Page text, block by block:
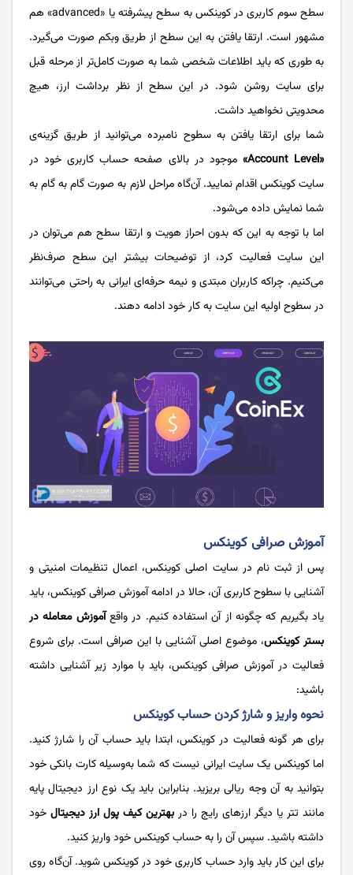
سطح سوم کاربری در کوینکس به سطح پیشرفته یا «advanced» هم
مشهور است. ارتقا یافتن به این سطح از طریق وبکم صورت می‌گیرد.
به طوری که باید اطلاعات شخصی شما به صورت کامل‌تر از مرحله قبل
برای سایت روشن شود. در این سطح از نظر برداشت ارز، هیچ
محدویتی نخواهید داشت.
شما برای ارتقا یافتن به سطوح نامبرده می‌توانید از طریق گزینه‌ی
«Account Level»
موجود در بالای صفحه حساب کاربری خود در
سایت کوینکس اقدام نمایید. آن‌گاه مراحل لازم به صورت گام به گام به
شما نمایش داده می‌شود.
اما با توجه به این که بدون احراز هویت و ارتقا سطح هم می‌توان در
این سایت فعالیت کرد، از توضیحات بیشتر این سطح صرف‌نظر
می‌کنیم. چراکه کاربران مبتدی و نیمه حرفه‌ای ایرانی به راحتی می‌توانند
در سطوح اولیه این سایت به کار خود ادامه دهند.
آموزش صرافی کوینکس
پس از ثبت نام در سایت اصلی کوینکس، اعمال تنظیمات امنیتی و
آشنایی با سطوح کاربری آن، حالا در ادامه آموزش صرافی کوینکس، باید
یاد بگیریم که چگونه از آن استفاده کنیم. در واقعآموزش معامله در
بستر کوینکس، موضوع اصلی آشنایی با این صرافی است. برای شروع
فعالیت در آموزش صرافی کوینکس، باید با موارد زیر آشنایی داشته
باشید:
نحوه واریز و شارژ کردن حساب کوینکس
برای هر گونه فعالیت در کوینکس، ابتدا باید حساب آن را شارژ کنید.
اما کوینکس یک سایت ایرانی نیست که شما به‌وسیله کارت بانکی خود
بتوانید به آن وجه ریالی بریزید. بنابراین باید یک نوع ارز دیجیتال پایه
مانند تتر یا دیگر ارزهای رایج را در بهترین کیف پول ارز دیجیتال خود
داشته باشید. سپس آن را به حساب کوینکس خود واریز کنید.
برای این کار باید وارد حساب کاربری خود در کوینکس شوید. آ‌ن‌گاه روی